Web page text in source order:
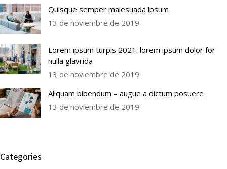
Quisque semper malesuada ipsum
13 de noviembre de 2019
Lorem ipsum turpis 2021: lorem ipsum dolor for
nulla glavrida
13 de noviembre de 2019
Aliquam bibendum – augue a dictum posuere
13 de noviembre de 2019
Categories